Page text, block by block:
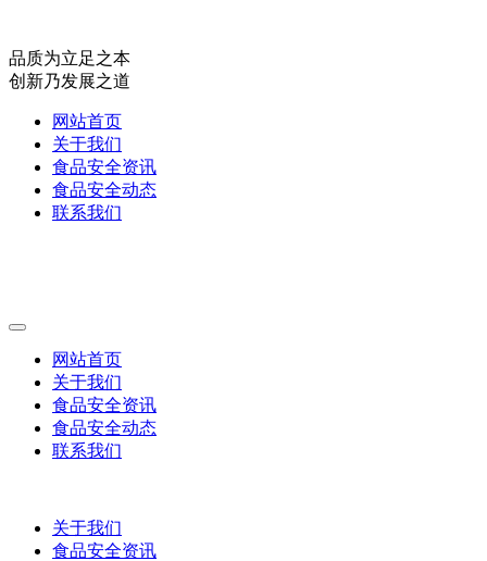
品质为立足之本
创新乃发展之道
网站首页
关于我们
食品安全资讯
食品安全动态
联系我们
网站首页
关于我们
食品安全资讯
食品安全动态
联系我们
关于我们
食品安全资讯